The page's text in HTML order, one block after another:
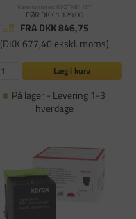
Varenummer: KYOTK8115Y
FØR DKK 1.129,00
FRA DKK 846,75
(DKK 677,40 ekskl. moms)
Læg i kurv
På lager - Levering 1-3
hverdage